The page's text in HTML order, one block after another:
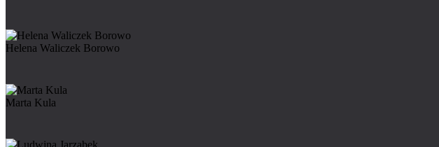
Helena Waliczek Borowo
Marta Kula